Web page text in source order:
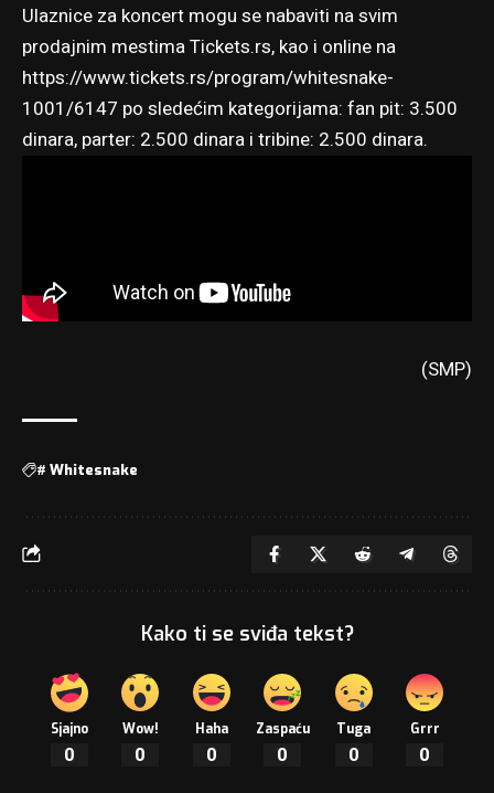
Ulaznice za koncert mogu se nabaviti na svim
prodajnim mestima Tickets.rs, kao i online na
https://www.tickets.rs/program/whitesnake-
1001/6147 po sledećim kategorijama: fan pit: 3.500
dinara, parter: 2.500 dinara i tribine: 2.500 dinara.
(SMP)
# Whitesnake
Kako ti se sviđa tekst?
Sjajno
0
Wow!
0
Haha
0
Zaspaću
0
Tuga
0
Grrr
0